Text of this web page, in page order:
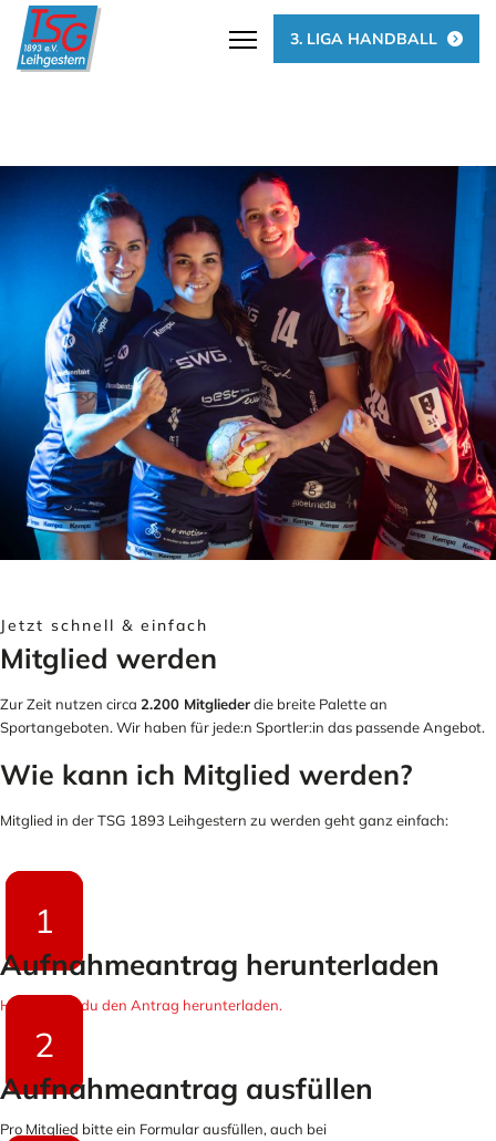
3. LIGA HANDBALL
Jetzt schnell & einfach
Mitglied werden
Zur Zeit nutzen circa 2.200 Mitgliederdie breite Palette an
Sportangeboten. Wir haben für jede:n Sportler:in das passende Angebot.
Wie kann ich Mitglied werden?
Mitglied in der TSG 1893 Leihgestern zu werden geht ganz einfach:
1
Aufnahmeantrag herunterladen
Hier kannst du den Antrag herunterladen.
2
Aufnahmeantrag ausfüllen
Pro Mitglied bitte ein Formular ausfüllen, auch bei